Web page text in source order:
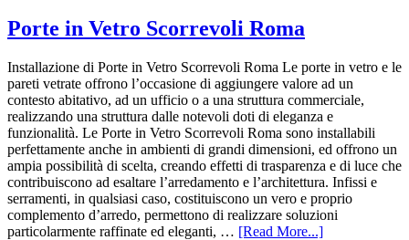
Porte in Vetro Scorrevoli Roma
Installazione di Porte in Vetro Scorrevoli Roma Le porte in vetro e le
pareti vetrate offrono l’occasione di aggiungere valore ad un
contesto abitativo, ad un ufficio o a una struttura commerciale,
realizzando una struttura dalle notevoli doti di eleganza e
funzionalità. Le Porte in Vetro Scorrevoli Roma sono installabili
perfettamente anche in ambienti di grandi dimensioni, ed offrono un
ampia possibilità di scelta, creando effetti di trasparenza e di luce che
contribuiscono ad esaltare l’arredamento e l’architettura. Infissi e
serramenti, in qualsiasi caso, costituiscono un vero e proprio
complemento d’arredo, permettono di realizzare soluzioni
particolarmente raffinate ed eleganti, … [Read More...]